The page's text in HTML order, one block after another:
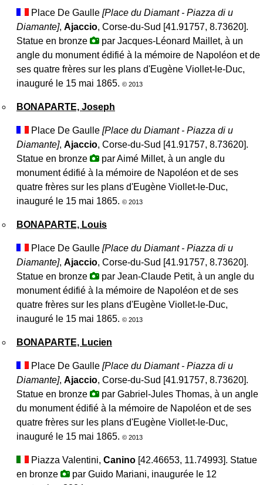
Place De Gaulle [Place du Diamant - Piazza di u
Diamante], Ajaccio, Corse-du-Sud [41.91757, 8.73620].
Statue en bronze
par Jacques-Léonard Maillet, à un
angle du monument édifié à la mémoire de Napoléon et de
ses quatre frères sur les plans d'Eugène Viollet-le-Duc,
inauguré le 15 mai 1865. © 2013
BONAPARTE, Joseph
Place De Gaulle [Place du Diamant - Piazza di u
Diamante], Ajaccio, Corse-du-Sud [41.91757, 8.73620].
Statue en bronze
par Aimé Millet, à un angle du
monument édifié à la mémoire de Napoléon et de ses
quatre frères sur les plans d'Eugène Viollet-le-Duc,
inauguré le 15 mai 1865. © 2013
BONAPARTE, Louis
Place De Gaulle [Place du Diamant - Piazza di u
Diamante], Ajaccio, Corse-du-Sud [41.91757, 8.73620].
Statue en bronze
par Jean-Claude Petit, à un angle du
monument édifié à la mémoire de Napoléon et de ses
quatre frères sur les plans d'Eugène Viollet-le-Duc,
inauguré le 15 mai 1865. © 2013
BONAPARTE, Lucien
Place De Gaulle [Place du Diamant - Piazza di u
Diamante], Ajaccio, Corse-du-Sud [41.91757, 8.73620].
Statue en bronze
par Gabriel-Jules Thomas, à un angle
du monument édifié à la mémoire de Napoléon et de ses
quatre frères sur les plans d'Eugène Viollet-le-Duc,
inauguré le 15 mai 1865. © 2013
Piazza Valentini, Canino [42.46653, 11.74993]. Statue
en bronze
par Guido Mariani, inaugurée le 12